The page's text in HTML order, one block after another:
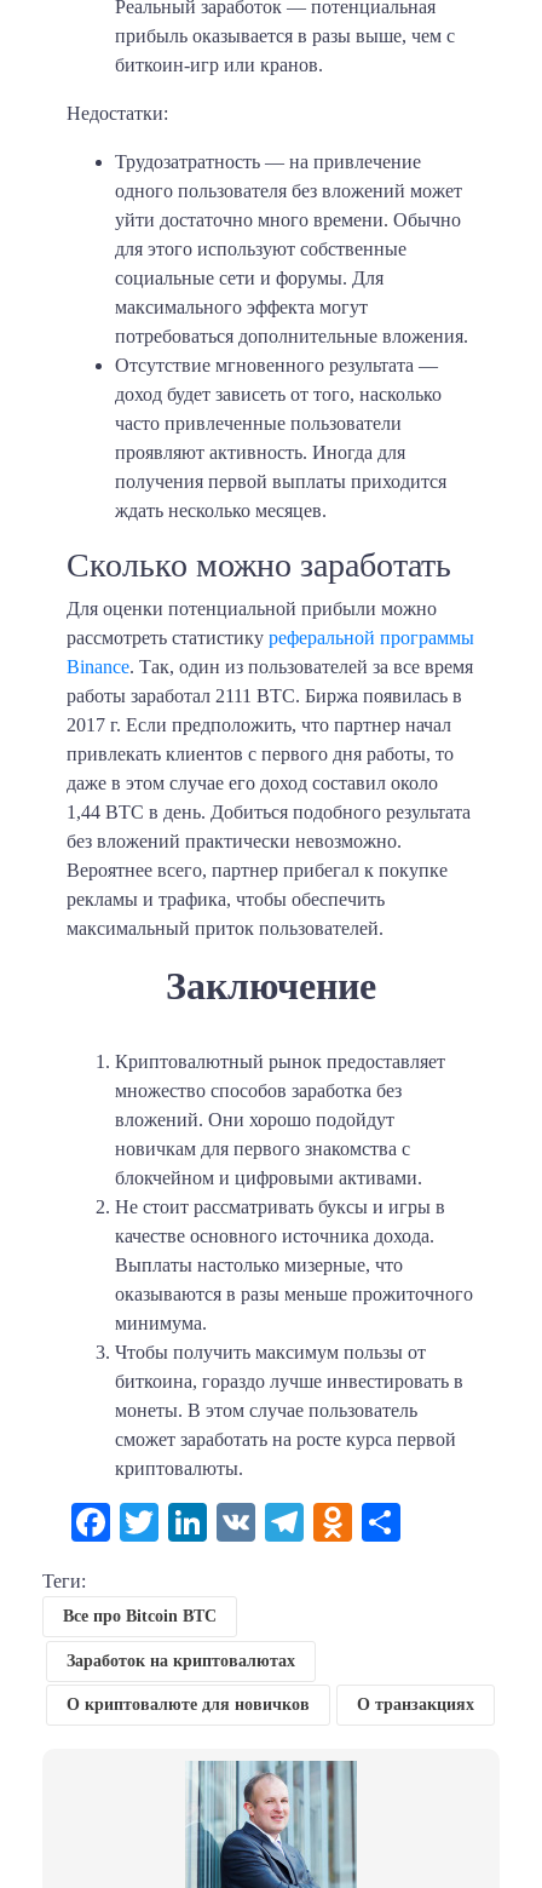
Реальный заработок — потенциальная
прибыль оказывается в разы выше, чем с
биткоин-игр или кранов.
Недостатки:
Трудозатратность — на привлечение
одного пользователя без вложений может
уйти достаточно много времени. Обычно
для этого используют собственные
социальные сети и форумы. Для
максимального эффекта могут
потребоваться дополнительные вложения.
Отсутствие мгновенного результата —
доход будет зависеть от того, насколько
часто привлеченные пользователи
проявляют активность. Иногда для
получения первой выплаты приходится
ждать несколько месяцев.
Сколько можно заработать
Для оценки потенциальной прибыли можно
рассмотреть статистику реферальной программы
Binance. Так, один из пользователей за все время
работы заработал 2111 BTC. Биржа появилась в
2017 г. Если предположить, что партнер начал
привлекать клиентов с первого дня работы, то
даже в этом случае его доход составил около
1,44 BTC в день. Добиться подобного результата
без вложений практически невозможно.
Вероятнее всего, партнер прибегал к покупке
рекламы и трафика, чтобы обеспечить
максимальный приток пользователей.
Заключение
Криптовалютный рынок предоставляет
множество способов заработка без
вложений. Они хорошо подойдут
новичкам для первого знакомства с
блокчейном и цифровыми активами.
Не стоит рассматривать буксы и игры в
качестве основного источника дохода.
Выплаты настолько мизерные, что
оказываются в разы меньше прожиточного
минимума.
Чтобы получить максимум пользы от
биткоина, гораздо лучше инвестировать в
монеты. В этом случае пользователь
сможет заработать на росте курса первой
криптовалюты.
Facebook
TwitterLinkedIn
VK Telegram
Теги:
Все про Bitcoin BTC
Заработок на криптовалютах
О криптовалюте для новичков О транзакциях